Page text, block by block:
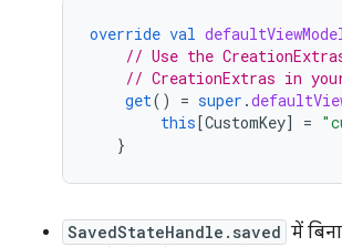
override val
// Use the
// CreationExtras in
get() = super .
this[CustomKey] =
}
SavedStateHandle.saved में